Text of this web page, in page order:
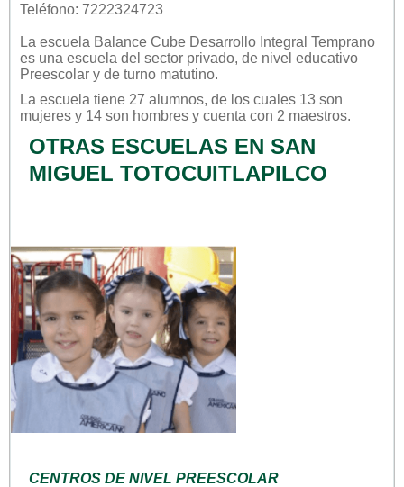
Teléfono: 7222324723
La escuela Balance Cube Desarrollo Integral Temprano
es una escuela del sector privado, de nivel educativo
Preescolar y de turno matutino.
La escuela tiene 27 alumnos, de los cuales 13 son
mujeres y 14 son hombres y cuenta con 2 maestros.
OTRAS ESCUELAS EN SAN
MIGUEL TOTOCUITLAPILCO
CENTROS DE NIVEL PREESCOLAR